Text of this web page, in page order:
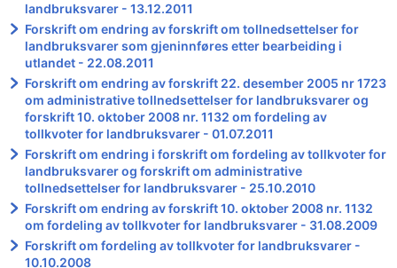
landbruksvarer - 13.12.2011
Forskrift om endring av forskrift om tollnedsettelser for
landbruksvarer som gjeninnføres etter bearbeiding i
utlandet - 22.08.2011
Forskrift om endring av forskrift 22. desember 2005 nr 1723
om administrative tollnedsettelser for landbruksvarer og
forskrift 10. oktober 2008 nr. 1132 om fordeling av
tollkvoter for landbruksvarer - 01.07.2011
Forskrift om endring i forskrift om fordeling av tollkvoter for
landbruksvarer og forskrift om administrative
tollnedsettelser for landbruksvarer - 25.10.2010
Forskrift om endring av forskrift 10. oktober 2008 nr. 1132
om fordeling av tollkvoter for landbruksvarer - 31.08.2009
Forskrift om fordeling av tollkvoter for landbruksvarer -
10.10.2008